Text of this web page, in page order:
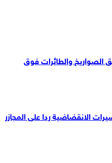
الصواريخ والطائرات فوق
الانقضاضية ردا على المجازر